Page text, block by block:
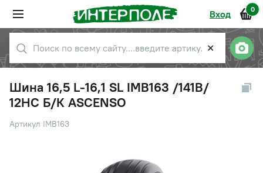
Вход 0
✕
Шина 16,5 L-16,1 SL IMB163 /141B/
12НС Б/К ASCENSO
Артикул IMB163